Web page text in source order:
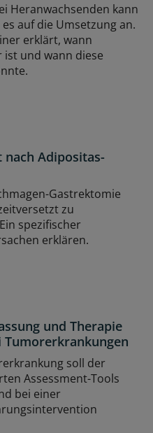
Heranwachsenden kann
auf die Umsetzung an.
erklärt, wann
und wann diese
Adipositas-
Gastrektomie
zu
spezifischer
erklären.
und Therapie
soll der
Assessment-Tools
bei einer